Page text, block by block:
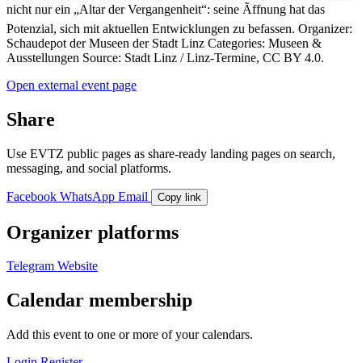
nicht nur ein „Altar der Vergangenheit“: seine Ãffnung hat das
Potenzial, sich mit aktuellen Entwicklungen zu befassen. Organizer:
Schaudepot der Museen der Stadt Linz Categories: Museen &
Ausstellungen Source: Stadt Linz / Linz-Termine, CC BY 4.0.
Open external event page
Share
Use EVTZ public pages as share-ready landing pages on search,
messaging, and social platforms.
Facebook WhatsApp Email Copy link
Organizer platforms
Telegram Website
Calendar membership
Add this event to one or more of your calendars.